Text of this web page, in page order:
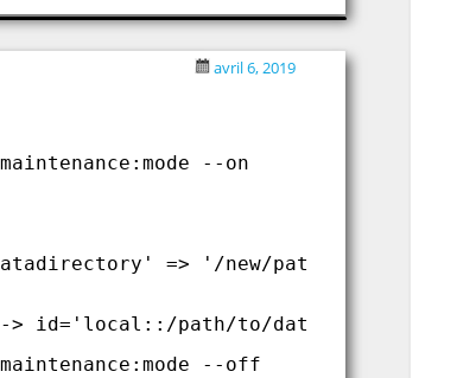
avril 6, 2019
--on
=> '/new/path/to/data',
> id='local::/path/to/data/'
--off